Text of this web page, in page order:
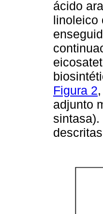
ácido
linoleico
Figura 2
adjunto